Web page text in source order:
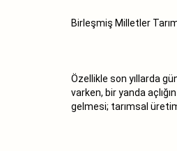
Birleşmiş Milletler
Özellikle son yıllarda
varken, bir yanda
gelmesi; tarımsal